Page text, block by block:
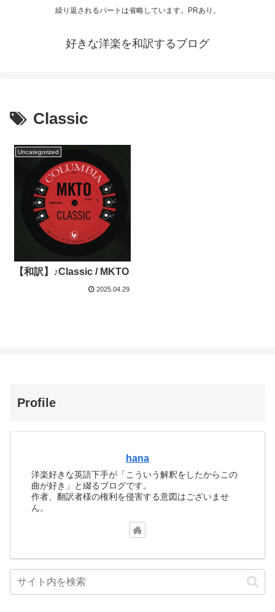
繰り返されるパートは省略しています。PRあり。
好きな洋楽を和訳するブログ
Classic
Uncategorized
【和訳】♪Classic / MKTO
2025.04.29
Profile
hana
洋楽好きな英語下手が「こういう解釈をしたからこの
曲が好き」と綴るブログです。
作者、翻訳者様の権利を侵害する意図はございませ
ん。